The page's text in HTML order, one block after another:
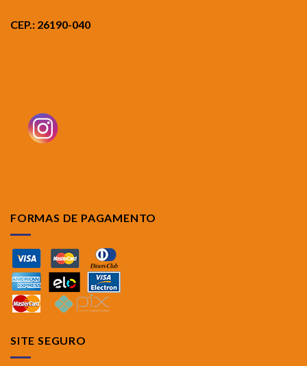
CEP.: 26190-040
FORMAS DE PAGAMENTO
SITE SEGURO